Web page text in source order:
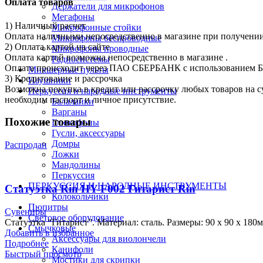
Держатели для микрофонов
Мегафоны
Микрофонные стойки
Микрофоны беспроводные
Микрофоны проводные
Радиосистемы
Микшерные пульты
Наушники
Перкуссия и народные инструменты
Балалайки
Варганы
Глюкофоны
Гусли, аксессуары
Домры
Ложки
Мандолины
Перкуссия
ПЕРКУССИЯ И НАРОДНЫЕ ИНСТРУМЕНТЫ
Колокольчики
Пюпитры
Световое оборудование
Смычковые
Аксессуары для виолончели
Канифоли
Мостики для скрипки
Оплата товаров
1) Наличный расчет
Оплата наличными непосредственно в магазине при получении
2) Оплата картой на сайте
Оплата картой возможна непосредственно в магазине .
Оплата происходит через ПАО СБЕРБАНК с использованием
3) Кредитование и рассрочка
Возможна покупка в кредит или рассрочку любых товаров на
необходим паспорт и личное присутствие.
Похожие товары
Распродан
Статуэтка Rin HY-F002 Гитарист Rin
Сувениры
Статуэтка “Гитарист”. Материал: сталь. Размеры: 90 х 90 х
Добавить в избранное
Подробнее
Быстрый просмотр